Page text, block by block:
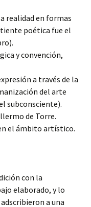
realidad en formas
poética fue el
y convención,
a través de la
del arte
subconsciente).
de Torre.
el ámbito artístico.
con la
elaborado, y lo
a una